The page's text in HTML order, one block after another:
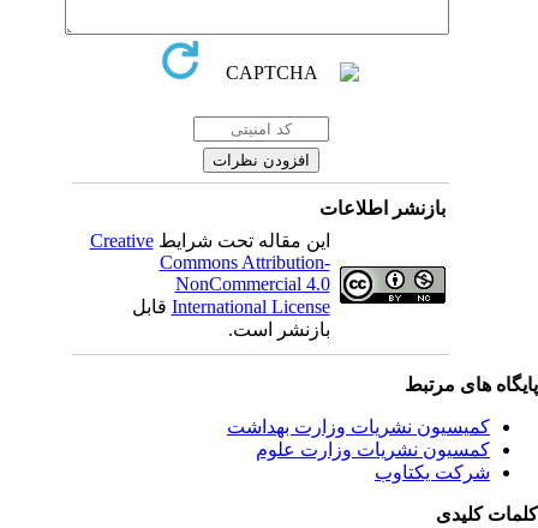
بازنشر اطلاعات
این مقاله تحت شرایطCreative
Commons Attribution-
NonCommercial 4.0
International Licenseقابل
بازنشر است.
های مرتبط
کمیسیون نشریات وزارت بهداشت
کمسیون نشریات وزارت علوم
شرکت یکتاوب
کلیدی